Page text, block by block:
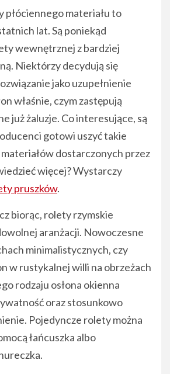
materiału to
lat. Są poniekąd
wewnętrznej z bardziej
Niektórzy decydują się
jako uzupełnienie
właśnie, czym zastępują
już żaluzje. Co interesujące, są
gotowi uszyć takie
dostarczonych przez
więcej? Wystarczy
pruszków.
biorąc, rolety rzymskie
aranżacji. Nowoczesne
minimalistycznych, czy
w rustykalnej willi na obrzeżach
rodzaju osłona okienna
oraz stosunkowo
Pojedyncze rolety można
łańcuszka albo